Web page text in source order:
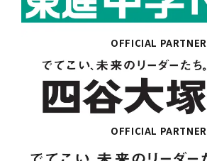
OFFICIAL PARTNER
OFFICIAL PARTNER